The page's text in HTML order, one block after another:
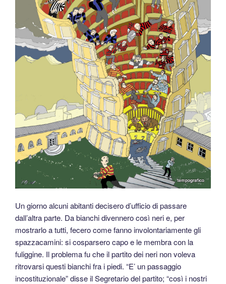
Un giorno alcuni abitanti decisero d’ufficio di passare
dall’altra parte. Da bianchi divennero così neri e, per
mostrarlo a tutti, fecero come fanno involontariamente gli
spazzacamini: si cosparsero capo e le membra con la
fuliggine. Il problema fu che il partito dei neri non voleva
ritrovarsi questi bianchi fra i piedi. “E’ un passaggio
incostituzionale” disse il Segretario del partito; “così i nostri